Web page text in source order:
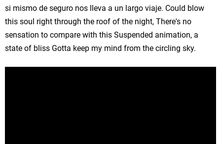
si mismo de seguro nos lleva a un largo viaje. Could blow
this soul right through the roof of the night, There's no
sensation to compare with this Suspended animation, a
state of bliss Gotta keep my mind from the circling sky.